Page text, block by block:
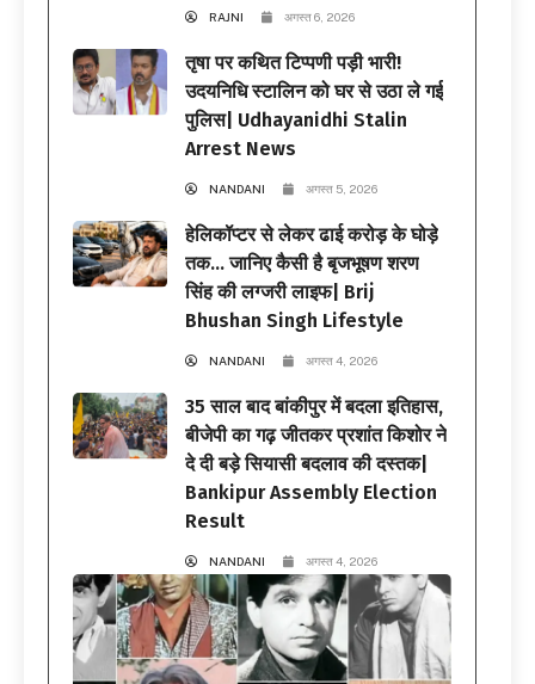
RAJNI अगस्त 6, 2026
तृषा पर कथित टिप्पणी पड़ी भारी!
उदयनिधि स्टालिन को घर से उठा ले गई
पुलिस| Udhayanidhi Stalin
Arrest News
NANDANI अगस्त 5, 2026
हेलिकॉप्टर से लेकर ढाई करोड़ के घोड़े
तक… जानिए कैसी है बृजभूषण शरण
सिंह की लग्जरी लाइफ| Brij
Bhushan Singh Lifestyle
NANDANI अगस्त 4, 2026
35 साल बाद बांकीपुर में बदला इतिहास,
बीजेपी का गढ़ जीतकर प्रशांत किशोर ने
दे दी बड़े सियासी बदलाव की दस्तक|
Bankipur Assembly Election
Result
NANDANI अगस्त 4, 2026